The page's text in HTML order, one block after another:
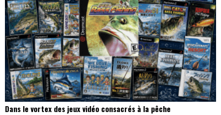
Dans le vortex des jeux vidéo consacrés à la pêche